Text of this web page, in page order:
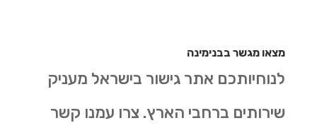
מצאו מגשר בבנימינה
לנוחיותכם אתר גישור בישראל מעניק
שירותים ברחבי הארץ. צרו עמנו קשר